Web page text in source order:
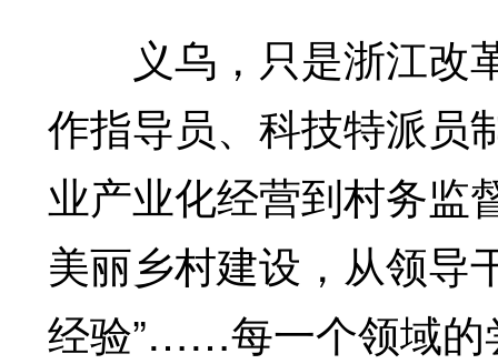
义乌，只是浙江改
作指导员、科技特派员
业产业化经营到村务监
美丽乡村建设，从领导
经验”……每一个领域的